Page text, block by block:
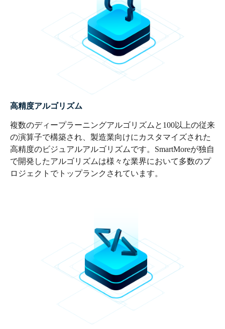
高精度アルゴリズム
複数のディープラーニングアルゴリズムと100以上の従来
の演算子で構築され、製造業向けにカスタマイズされた
高精度のビジュアルアルゴリズムです。SmartMoreが独自
で開発したアルゴリズムは様々な業界において多数のプ
ロジェクトでトップランクされています。